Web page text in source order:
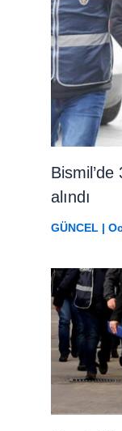
alındı
GÜNCEL |